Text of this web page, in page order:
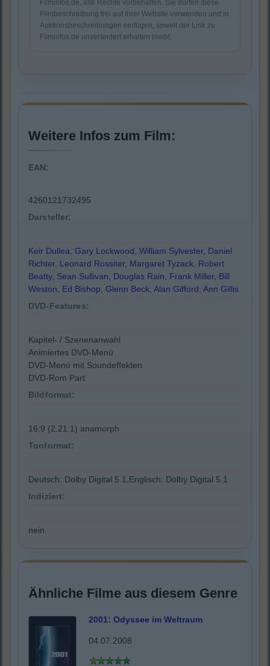
Filminfos.de, alle Rechte vorbehalten. Sie dürfen diese
Filmbeschreibung frei auf Ihrer Website verwenden und in
Auktionsbeschreibungen einfügen, soweit der Link zu
Filminfos.de unverändert erhalten bleibt.
Weitere Infos zum Film:
EAN:
4260121732495
Darsteller:
Keir Dullea, Gary Lockwood, William Sylvester, Daniel
Richter, Leonard Rossiter, Margaret Tyzack, Robert
Beatty, Sean Sullivan, Douglas Rain, Frank Miller, Bill
Weston, Ed Bishop, Glenn Beck, Alan Gifford, Ann Gillis
DVD-Features:
Kapitel- / Szenenanwahl
Animiertes DVD-Menü
DVD-Menü mit Soundeffekten
DVD-Rom Part
Bildformat:
16:9 (2.21:1) anamorph
Tonformat:
Deutsch: Dolby Digital 5.1,Englisch: Dolby Digital 5.1
Indiziert:
nein
Ähnliche Filme aus diesem Genre
2001: Odyssee im Weltraum
04.07.2008